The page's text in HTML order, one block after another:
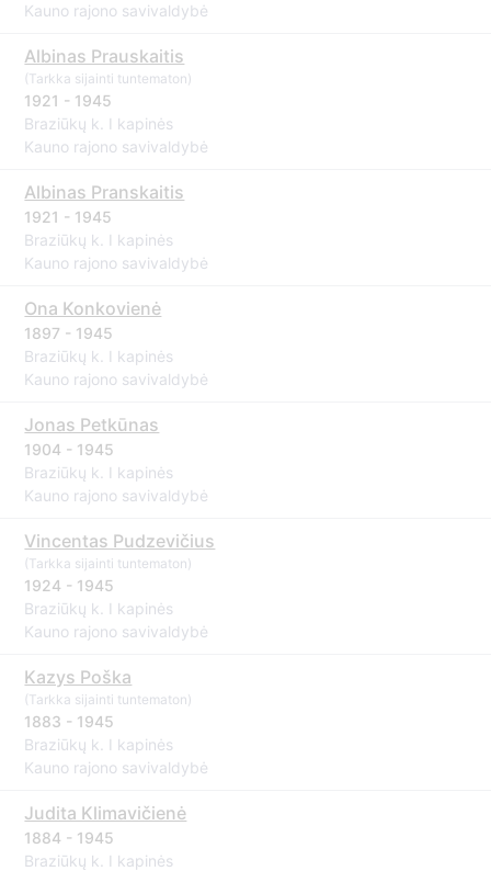
Kauno rajono savivaldybė
Albinas Prauskaitis
(Tarkka sijainti tuntematon)
1921 - 1945
Braziūkų k. I kapinės
Kauno rajono savivaldybė
Albinas Pranskaitis
1921 - 1945
Braziūkų k. I kapinės
Kauno rajono savivaldybė
Ona Konkovienė
1897 - 1945
Braziūkų k. I kapinės
Kauno rajono savivaldybė
Jonas Petkūnas
1904 - 1945
Braziūkų k. I kapinės
Kauno rajono savivaldybė
Vincentas Pudzevičius
(Tarkka sijainti tuntematon)
1924 - 1945
Braziūkų k. I kapinės
Kauno rajono savivaldybė
Kazys Poška
(Tarkka sijainti tuntematon)
1883 - 1945
Braziūkų k. I kapinės
Kauno rajono savivaldybė
Judita Klimavičienė
1884 - 1945
Braziūkų k. I kapinės